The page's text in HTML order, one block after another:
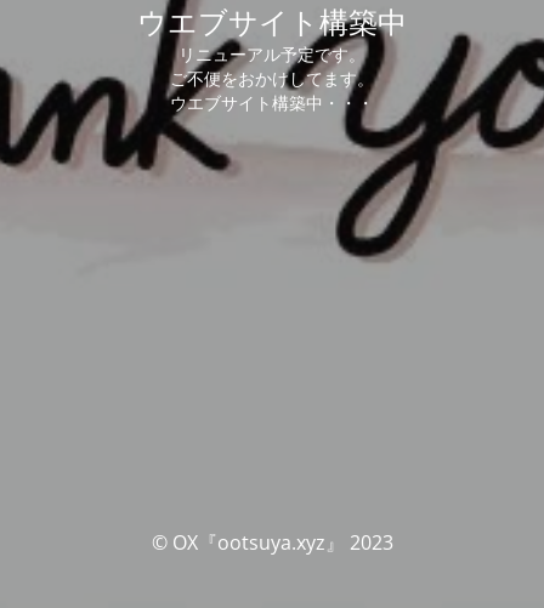
ウエブサイト構築中
リニューアル予定です。
ご不便をおかけしてます。
ウエブサイト構築中・・・
© OX『ootsuya.xyz』 2023